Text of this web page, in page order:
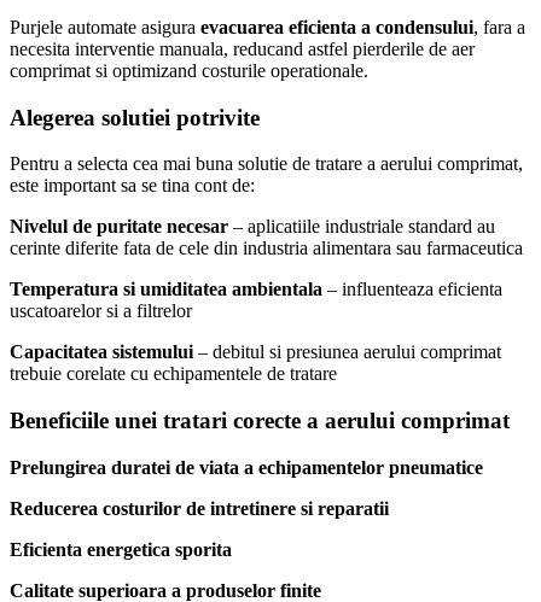
Purjele automate asigura evacuarea eficienta a condensului, fara a
necesita interventie manuala, reducand astfel pierderile de aer
comprimat si optimizand costurile operationale.
Alegerea solutiei potrivite
Pentru a selecta cea mai buna solutie de tratare a aerului comprimat,
este important sa se tina cont de:
Nivelul de puritate necesar – aplicatiile industriale standard au
cerinte diferite fata de cele din industria alimentara sau farmaceutica
Temperatura si umiditatea ambientala – influenteaza eficienta
uscatoarelor si a filtrelor
Capacitatea sistemului – debitul si presiunea aerului comprimat
trebuie corelate cu echipamentele de tratare
Beneficiile unei tratari corecte a aerului comprimat
Prelungirea duratei de viata a echipamentelor pneumatice
Reducerea costurilor de intretinere si reparatii
Eficienta energetica sporita
Calitate superioara a produselor finite